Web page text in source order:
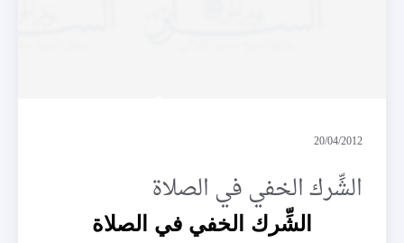
20/04/2012
الشِّرك الخفي في الصلاة
الشِّرك الخفي في الصلاة